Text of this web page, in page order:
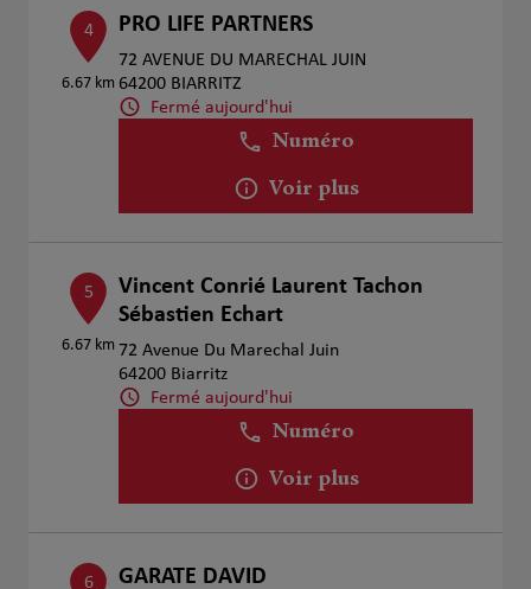
4
6.67 km
PRO LIFE PARTNERS
72 AVENUE DU MARECHAL JUIN
64200 BIARRITZ
Fermé aujourd'hui
Numéro
Voir plus
5
6.67 km
Vincent Conrié Laurent Tachon
Sébastien Echart
72 Avenue Du Marechal Juin
64200 Biarritz
Fermé aujourd'hui
Numéro
Voir plus
6 GARATE DAVID